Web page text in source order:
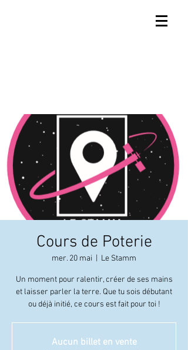
Cours de Poterie
mer. 20 mai Le Stamm
Un moment pour ralentir, créer de ses mains
et laisser parler la terre. Que tu sois débutant
ou déjà initié, ce cours est fait pour toi !
Aucun billet en vente